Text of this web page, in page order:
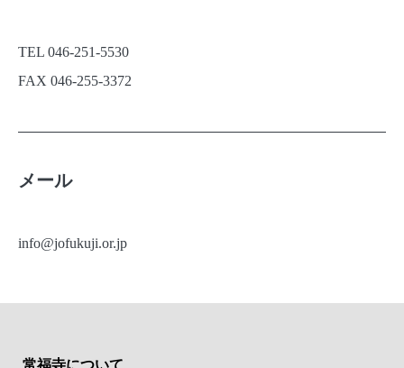
TEL 046-251-5530
FAX 046-255-3372
メール
info@jofukuji.or.jp
常福寺について